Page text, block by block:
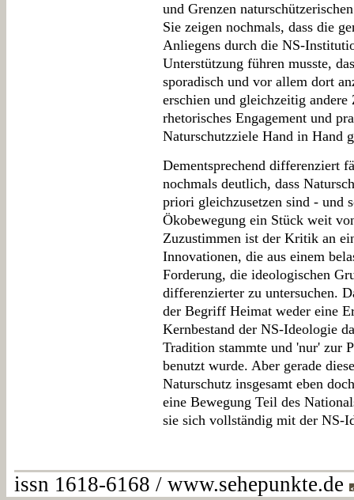
und Grenzen
Sie zeigen nochmals, dass die
Anliegens durch die NS-
Unterstützung führen musste,
sporadisch und vor allem dort
erschien und gleichzeitig
rhetorisches Engagement und
Naturschutzziele Hand in Hand
Dementsprechend differenziert
nochmals deutlich, dass
priori gleichzusetzen sind - und
Ökobewegung ein Stück weit
Zuzustimmen ist der Kritik an
Innovationen, die aus einem
Forderung, die ideologischen
differenzierter zu untersuchen.
der Begriff Heimat weder eine
Kernbestand der NS-Ideologie
Tradition stammte und 'nur' zur
benutzt wurde. Aber gerade
Naturschutz insgesamt eben
eine Bewegung Teil des
sie sich vollständig mit der NS-
issn 1618-6168 / www.sehepunkte.de